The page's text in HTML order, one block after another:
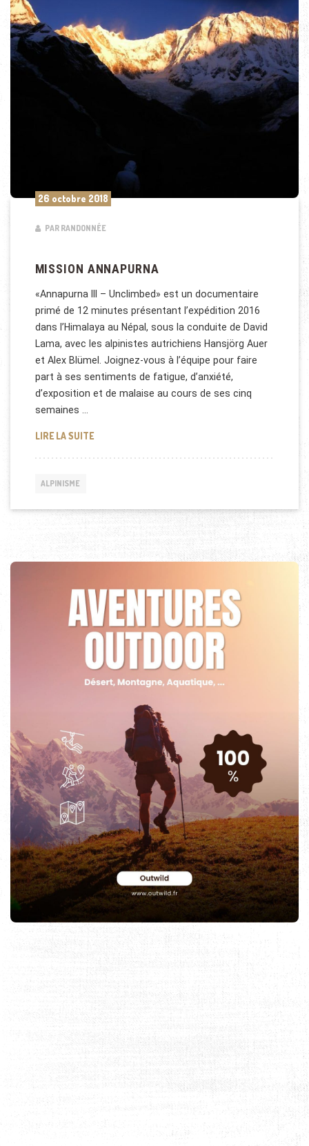
26 octobre 2018
PAR RANDONNÉE
MISSION ANNAPURNA
«Annapurna III – Unclimbed» est un documentaire
primé de 12 minutes présentant l’expédition 2016
dans l’Himalaya au Népal, sous la conduite de David
Lama, avec les alpinistes autrichiens Hansjörg Auer
et Alex Blümel. Joignez-vous à l’équipe pour faire
part à ses sentiments de fatigue, d’anxiété,
d’exposition et de malaise au cours de ses cinq
semaines …
LIRE LA SUITEMISSION ANNAPURNA
ALPINISME